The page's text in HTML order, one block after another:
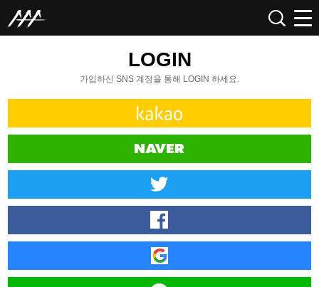
LOGIN
가입하신 SNS 계정을 통해 LOGIN 하세요.